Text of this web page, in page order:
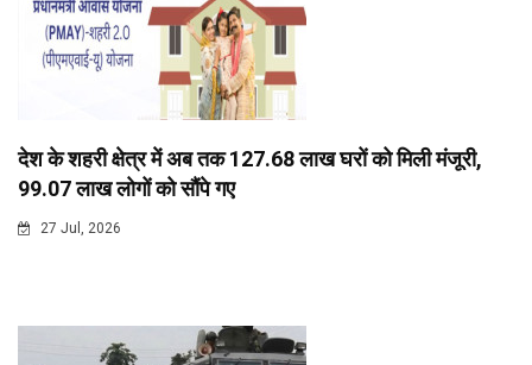
देश के शहरी क्षेत्र में अब तक 127.68 लाख घरों को मिली मंजूरी,
99.07 लाख लोगों को सौंपे गए
27 Jul, 2026